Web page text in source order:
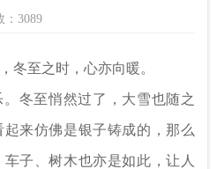
： 3089
冬至之时，心亦向暖。
冬至悄然过了，大雪也随之
来仿佛是银子铸成的，那么
子、树木也亦是如此，让人